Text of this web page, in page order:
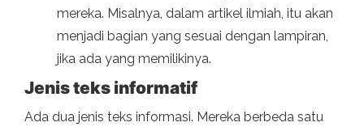
mereka. Misalnya, dalam artikel ilmiah, itu akan
menjadi bagian yang sesuai dengan lampiran,
jika ada yang memilikinya.
Jenis teks informatif
Ada dua jenis teks informasi. Mereka berbeda satu